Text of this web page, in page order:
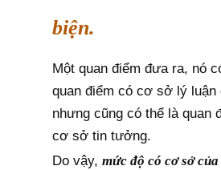
biện.
Một quan điểm đưa ra, nó
quan điểm có cơ sở lý luận
nhưng cũng có thể là quan
cơ sở tin tưởng.
Do vậy,mức độ có cơ sở